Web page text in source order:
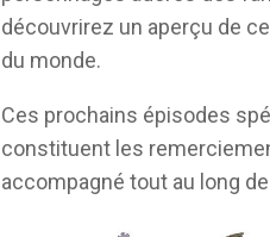
découvrirez un aperçu de
du monde.
Ces prochains épisodes
constituent les
accompagné tout au long